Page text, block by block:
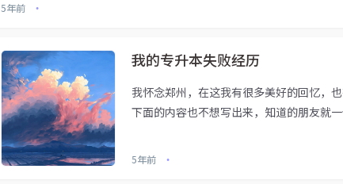
5年前 •
我的专升本失败经历
我怀念郑州，在这我有很多美好的回忆，
下面的内容也不想写出来，知道的朋友就
5年前 •